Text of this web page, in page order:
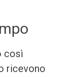
così
ricevono